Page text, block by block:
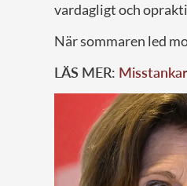
vardagligt och
När sommaren led
LÄS MER: